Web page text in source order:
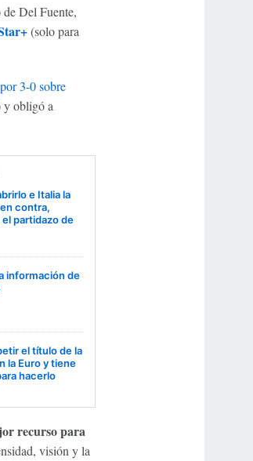
Del Fuente,
(solo para
3-0 sobre
y obligó a
e Italia la
contra,
partidazo de
información de
el título de la
la Euro y tiene
hacerlo
recurso para
visión y la